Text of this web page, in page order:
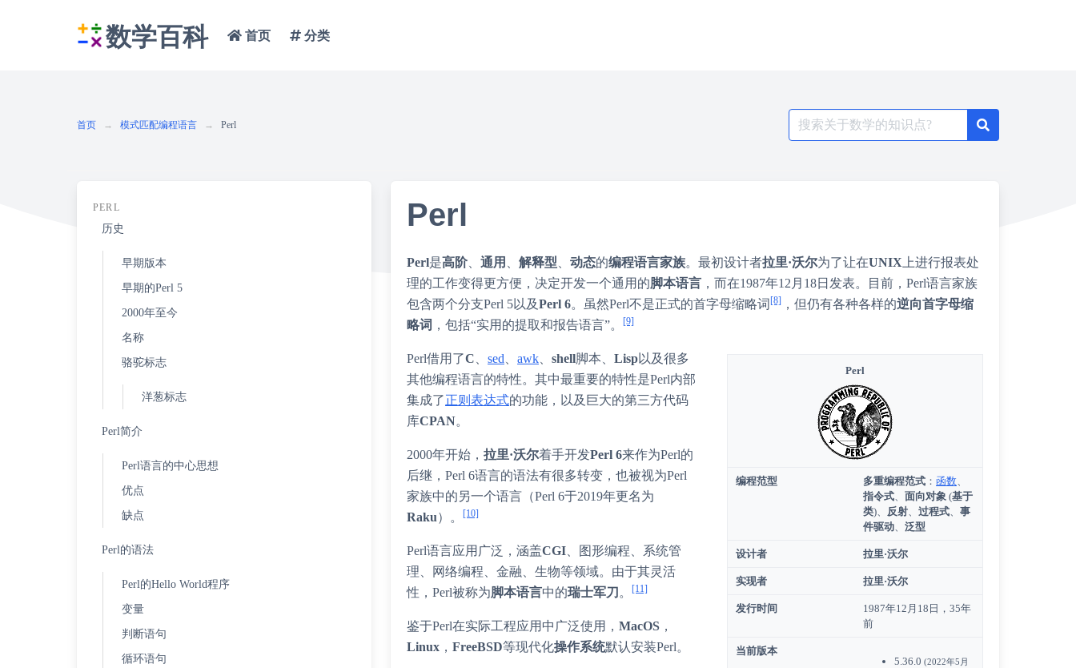
数学百科 首页 分类
首页 模式匹配编程语言 Perl
Search
for:
PERL
历史
早期版本
早期的Perl 5
2000年至今
名称
骆驼标志
洋葱标志
Perl简介
Perl语言的中心思想
优点
缺点
Perl的语法
Perl的Hello World程序
变量
判断语句
循环语句
Perl
Perl是高阶 、通用 、解释型 、动态的编程语言家族。最初设计者拉里·沃尔为了让在UNIX 上进行报表处
理的工作变得更方便，决定开发一个通用的脚本语言 ，而在1987年12月18日发表。目前，Perl语言家族
包含两个分支Perl 5以及Perl 6。虽然Perl不是正式的首字母缩略词[8] ，但仍有各种各样的逆向首字母缩
略词 ，包括“实用的提取和报告语言”。[9]
Perl
编程范型 多重编程范式 ： 函数
指令式
面向对象 (基于
类)、 反射 过程式
事
件驱动
泛型
设计者 拉里·沃尔
实现者 拉里·沃尔
发行时间 1987年12月18日 ，​35年
前
当前版本
5.36.0 (2022年5月
Perl借用了C 、sed 、awk 、shell脚本、Lisp以及很多
其他编程语言的特性。其中最重要的特性是Perl内部
集成了正则表达式的功能，以及巨大的第三方代码
库CPAN。
2000年开始，拉里·沃尔着手开发Perl 6来作为Perl的
后继，Perl 6语言的语法有很多转变，也被视为Perl
家族中的另一个语言（Perl 6于2019年更名为
Raku）。[10]
Perl语言应用广泛，涵盖CGI 、图形编程、系统管
理、网络编程、金融、生物等领域。由于其灵活
性，Perl被称为脚本语言中的瑞士军刀 。[11]
鉴于Perl在实际工程应用中广泛使用，MacOS ，
Linux ，FreeBSD等现代化操作系统默认安装Perl。